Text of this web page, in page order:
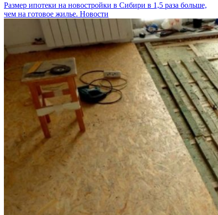
Размер ипотеки на новостройки в Сибири в 1,5 раза больше,
чем на готовое жилье. Новости